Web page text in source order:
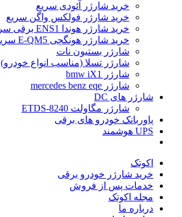
خرید شارژر آئودی سریع
خرید شارژر فولکس واگن سریع
خرید شارژر هوندا ENS1 برقی سریع
خرید شارژر هونگچی E-QM5 سریع
شارژر بستیون نات
شارژر تسلا (مناسب انواع خودرو)
شارژر bmw iX1
شارژر mercedes benz eqe
شارژر های DC
شارژر مگاولت ETDS-8240
پاوربانک خودرو های برقی
UPS هوشمند
اکوتک
خرید شارژر خودرو برقی
خدمات پس از فروش
مجله اکوتک
درباره ما